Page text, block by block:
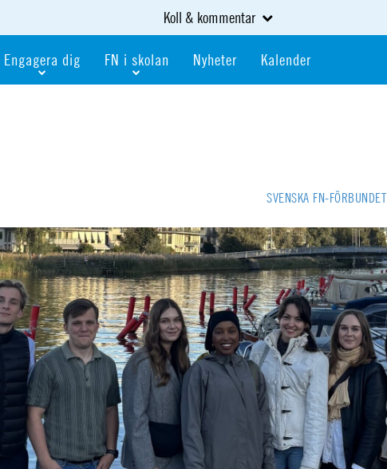
Koll & kommentar
Engagera dig
För dig som är ung
Världskoll i skolan
FN i skolan
Globalis
Nyheter Kalender
SVENSKA FN-FÖRBUNDET